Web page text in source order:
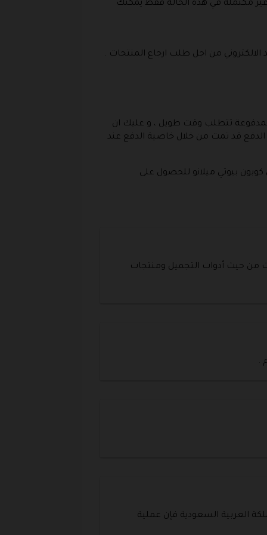
غير مكتملة في هذه الحالة فقط يمكنك
المدفوعة تتطلب وقت طويل ، و عليك ان
الدفع قد تمت من خلال خاصية الدفع عند
بيوتي ميلانو للحصول على
من حيث أدوات التجميل ومنتجات
.
العربية السعودية فإن عملية